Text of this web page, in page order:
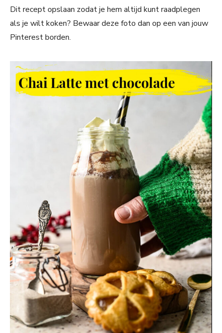
Dit recept opslaan zodat je hem altijd kunt raadplegen
als je wilt koken? Bewaar deze foto dan op een van jouw
Pinterest borden.